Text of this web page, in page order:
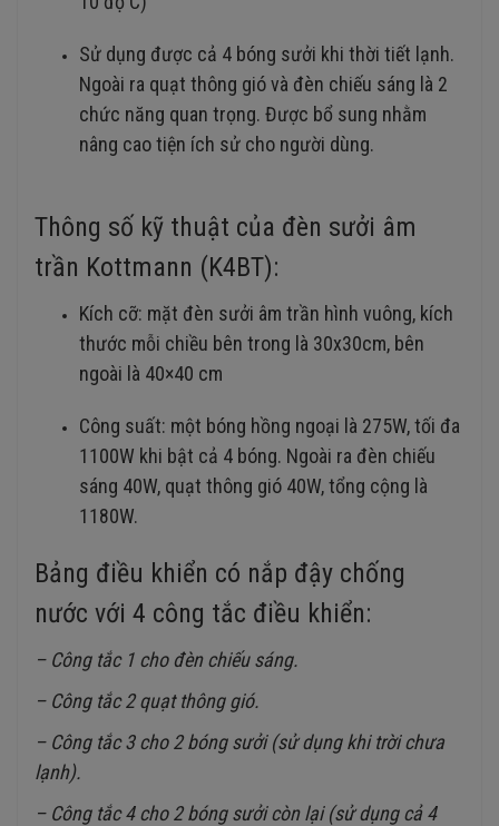
Sử dụng được cả 4 bóng sưởi khi thời tiết lạnh.
Ngoài ra quạt thông gió và đèn chiếu sáng là 2
chức năng quan trọng. Được bổ sung nhằm
nâng cao tiện ích sử cho người dùng.
Thông số kỹ thuật của đèn sưởi âm
trần Kottmann (K4BT):
Kích cỡ: mặt đèn sưởi âm trần hình vuông, kích
thước mỗi chiều bên trong là 30x30cm, bên
ngoài là 40×40 cm
Công suất: một bóng hồng ngoại là 275W, tối đa
1100W khi bật cả 4 bóng. Ngoài ra đèn chiếu
sáng 40W, quạt thông gió 40W, tổng cộng là
1180W.
Bảng điều khiển có nắp đậy chống
nước với 4 công tắc điều khiển:
– Công tắc 1 cho đèn chiếu sáng.
– Công tắc 2 quạt thông gió.
– Công tắc 3 cho 2 bóng sưởi (sử dụng khi trời chưa
lạnh).
– Công tắc 4 cho 2 bóng sưởi còn lại (sử dụng cả 4